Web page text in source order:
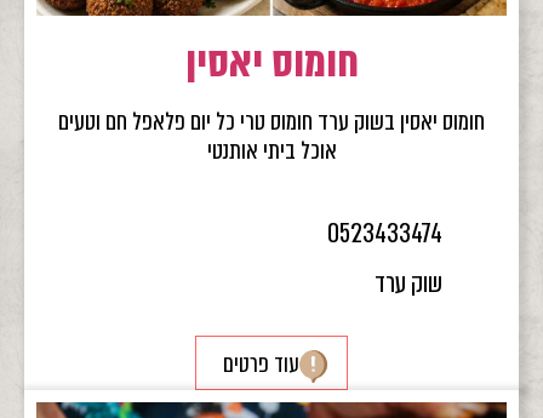
חומוס יאסין
חומוס יאסין בשוק ערד חומוס טרי כל יום פלאפל חם וטעים
אוכל ביתי אותנטי
0523433474
שוק ערד
עוד פרטים